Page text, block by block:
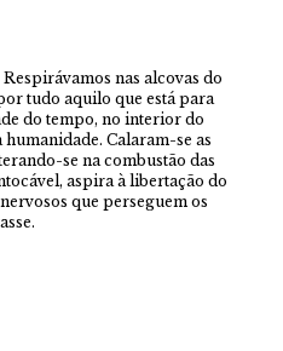
nas alcovas do
tudo aquilo que está para
do tempo, no interior do
Calaram-se as
se na combustão das
aspira à libertação do
que perseguem os